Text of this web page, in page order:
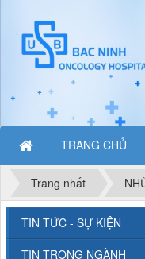
TRANG CHỦ
Trang nhất
TIN TỨC - SỰ KIỆN
TIN TRONG NGÀNH